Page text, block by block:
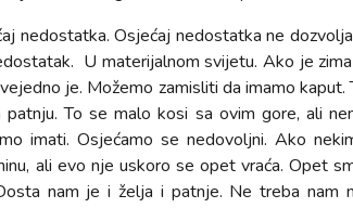
nedostatka. Osjećaj nedostatka ne
U materijalnom svijetu. Ako je
je. Možemo zamisliti da imamo kaput.
To se malo kosi sa ovim gore, ali
imati. Osjećamo se nedovoljni. Ako
ali evo nje uskoro se opet vraća. Opet
nam je i želja i patnje. Ne treba nam